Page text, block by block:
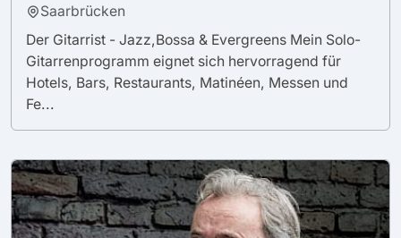
Saarbrücken
Der Gitarrist - Jazz,Bossa & Evergreens Mein Solo-
Gitarrenprogramm eignet sich hervorragend für
Hotels, Bars, Restaurants, Matinéen, Messen und
Fe...